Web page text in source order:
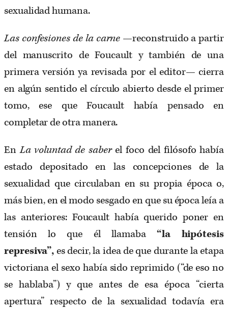
sexualidad humana.
Las confesiones de la carne —reconstruido a partir
del manuscrito de Foucault y también de una
primera versión ya revisada por el editor— cierra
en algún sentido el círculo abierto desde el primer
tomo, ese que Foucault había pensado en
completar de otra manera.
EnLa voluntad de saberel foco del filósofo había
estado depositado en las concepciones de la
sexualidad que circulaban en su propia época o,
más bien, en el modo sesgado en que su época leía a
las anteriores: Foucault había querido poner en
tensión lo que él llamaba“la hipótesis
represiva”,es decir, la idea de que durante la etapa
victoriana el sexo había sido reprimido (“de eso no
se hablaba”) y que antes de esa época “cierta
apertura” respecto de la sexualidad todavía era